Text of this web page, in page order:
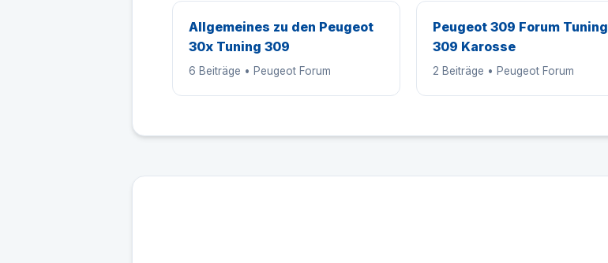
Allgemeines zu den Peugeot
30x Tuning 309
6 Beiträge • Peugeot Forum
Peugeot 309 Forum Tuning
309 Karosse
2 Beiträge • Peugeot Forum